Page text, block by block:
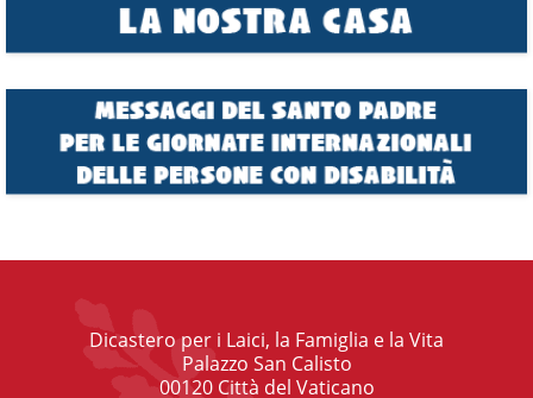
Dicastero per i Laici, la Famiglia e la Vita
Palazzo San Calisto
00120 Città del Vaticano